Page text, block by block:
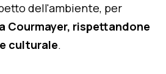
dell'ambiente, per
a Courmayer, rispettandone
culturale.